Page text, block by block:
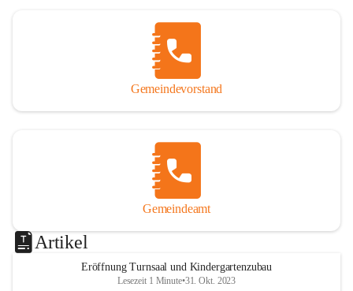
Gemeindevorstand
Gemeindeamt
Artikel
Eröffnung Turnsaal und Kindergartenzubau
Lesezeit 1 Minute•31. Okt. 2023